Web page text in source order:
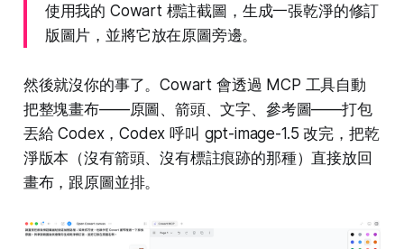
使用我的 Cowart 標註截圖，生成一張乾淨的修訂
版圖片，並將它放在原圖旁邊。
然後就沒你的事了。Cowart 會透過 MCP 工具自動
把整塊畫布——原圖、箭頭、文字、參考圖——打包
丟給 Codex，Codex 呼叫 gpt-image-1.5 改完，把乾
淨版本（沒有箭頭、沒有標註痕跡的那種）直接放回
畫布，跟原圖並排。